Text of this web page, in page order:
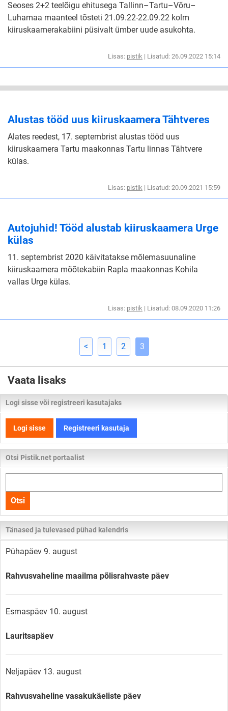
Seoses 2+2 teelõigu ehitusega Tallinn–Tartu–Võru–
Luhamaa maanteel tõsteti 21.09.22-22.09.22 kolm
kiiruskaamerakabiini püsivalt ümber uude asukohta.
Lisas: pistik | Lisatud: 26.09.2022 15:14
Alustas tööd uus kiiruskaamera Tähtveres
Alates reedest, 17. septembrist alustas tööd uus
kiiruskaamera Tartu maakonnas Tartu linnas Tähtvere
külas.
Lisas: pistik | Lisatud: 20.09.2021 15:59
Autojuhid! Tööd alustab kiiruskaamera Urge
külas
11. septembrist 2020 käivitatakse mõlemasuunaline
kiiruskaamera mõõtekabiin Rapla maakonnas Kohila
vallas Urge külas.
Lisas: pistik | Lisatud: 08.09.2020 11:26
< 1 2 3
Vaata lisaks
Logi sisse või registreeri kasutajaks
Logi sisse Registreeri kasutaja
Otsi Pistik.net portaalist
kogu
lehelt
Otsi
Tänased ja tulevased pühad kalendris
Pühapäev 9. august
Rahvusvaheline maailma põlisrahvaste päev
Esmaspäev 10. august
Lauritsapäev
Neljapäev 13. august
Rahvusvaheline vasakukäeliste päev